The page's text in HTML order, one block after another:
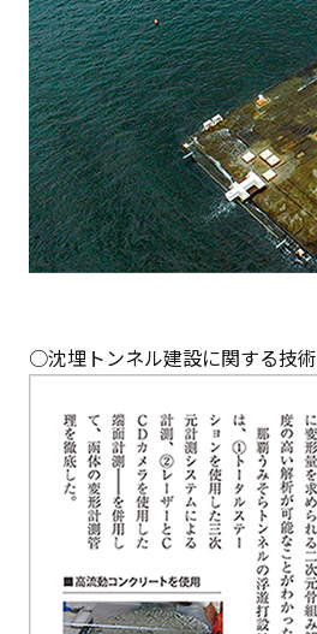
○沈埋トンネル建設に関する技